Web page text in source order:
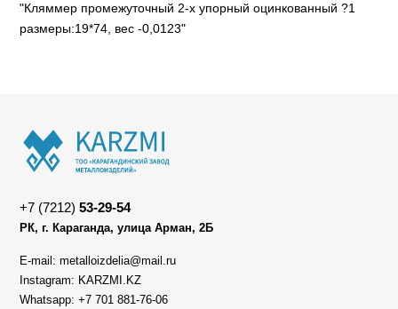
"Кляммер промежуточный 2-х упорный оцинкованный ?1
размеры:19*74, вес -0,0123"
+7 (7212)53-29-54
РК, г. Караганда, улица Арман, 2Б
E-mail: metalloizdelia@mail.ru
Instagram: KARZMI.KZ
Whatsapp: +7 701 881-76-06